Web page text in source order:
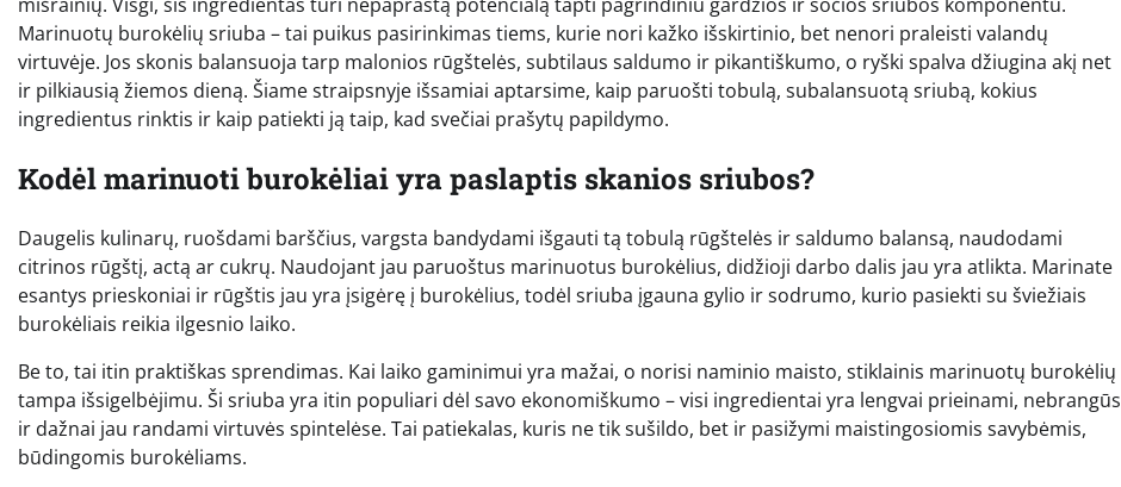
Marinuotų burokėlių sriuba – tai puikus pasirinkimas tiems, kurie nori kažko išskirtinio, bet nenori praleisti valandų
virtuvėje. Jos skonis balansuoja tarp malonios rūgštelės, subtilaus saldumo ir pikantiškumo, o ryški spalva džiugina akį net
ir pilkiausią žiemos dieną. Šiame straipsnyje išsamiai aptarsime, kaip paruošti tobulą, subalansuotą sriubą, kokius
ingredientus rinktis ir kaip patiekti ją taip, kad svečiai prašytų papildymo.
Kodėl marinuoti burokėliai yra paslaptis skanios sriubos?
Daugelis kulinarų, ruošdami barščius, vargsta bandydami išgauti tą tobulą rūgštelės ir saldumo balansą, naudodami
citrinos rūgštį, actą ar cukrų. Naudojant jau paruoštus marinuotus burokėlius, didžioji darbo dalis jau yra atlikta. Marinate
esantys prieskoniai ir rūgštis jau yra įsigėrę į burokėlius, todėl sriuba įgauna gylio ir sodrumo, kurio pasiekti su šviežiais
burokėliais reikia ilgesnio laiko.
Be to, tai itin praktiškas sprendimas. Kai laiko gaminimui yra mažai, o norisi naminio maisto, stiklainis marinuotų burokėlių
tampa išsigelbėjimu. Ši sriuba yra itin populiari dėl savo ekonomiškumo – visi ingredientai yra lengvai prieinami, nebrangūs
ir dažnai jau randami virtuvės spintelėse. Tai patiekalas, kuris ne tik sušildo, bet ir pasižymi maistingosiomis savybėmis,
būdingomis burokėliams.